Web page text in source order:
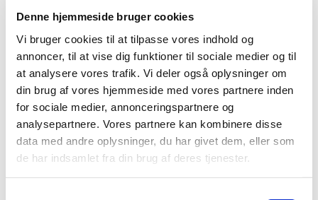
Denne hjemmeside bruger cookies
Vi bruger cookies til at tilpasse vores indhold og
annoncer, til at vise dig funktioner til sociale medier og til
at analysere vores trafik. Vi deler også oplysninger om
din brug af vores hjemmeside med vores partnere inden
for sociale medier, annonceringspartnere og
analysepartnere. Vores partnere kan kombinere disse
data med andre oplysninger, du har givet dem, eller som
de har indsamlet fra din brug af deres tjenester.
eller gudfar bærer barnet ved dåben, tæller denne
med som en af fadderne. Fadderne skal være døbt
med den kristne dåb og være nået
konfirmationsalderen. Faddernes navne og
adresser skal meddeles kirkekontoret forud for
dåben, da de noteres i Kirkebogen.
Samtale med præsten